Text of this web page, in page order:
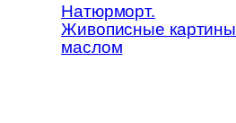
Натюрморт.
Живописные картины
маслом